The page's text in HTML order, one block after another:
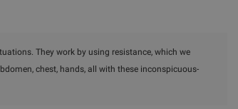
They work by using resistance, which we
chest, hands, all with these inconspicuous-